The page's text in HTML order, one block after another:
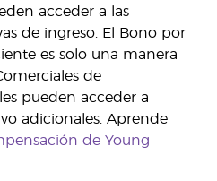
acceder a las
de ingreso. El Bono por
es solo una manera
de
pueden acceder a
adicionales. Aprende
de Young